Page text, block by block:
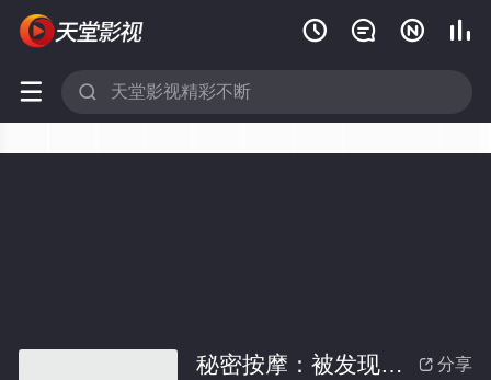
   
 
 分享
秘密按摩：被发现就死定了